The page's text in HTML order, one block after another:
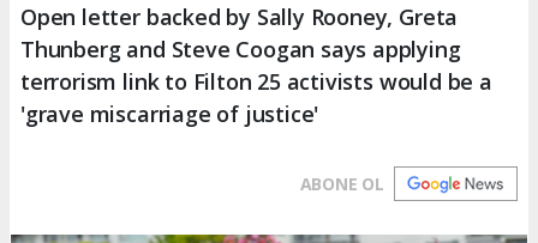
Open letter backed by Sally Rooney, Greta
Thunberg and Steve Coogan says applying
terrorism link to Filton 25 activists would be a
'grave miscarriage of justice'
ABONE OL